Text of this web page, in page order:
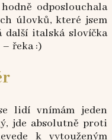
odposlouchala
úlovků, které jsem
italská slovíčka
řeka :)
lidí vnímám jeden
jde absolutně proti
k vytouženým